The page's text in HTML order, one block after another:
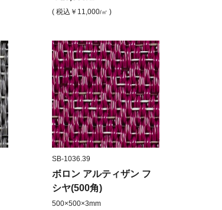
( 税込 ￥11,000/㎡ )
SB-1036.39
ボロン アルティザン フ
シヤ(500角)
500×500×3mm